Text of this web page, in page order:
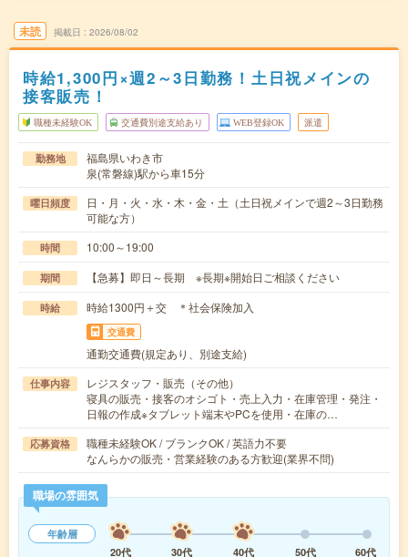
未読 掲載日 2026/08/02
時給1,300円×週2～3日勤務！土日祝メインの
接客販売！
職種未経験OK 交通費別途支給あり WEB登録OK 派遣
勤務地
福島県いわき市
泉(常磐線)駅から車15分
曜日頻度
日・月・火・水・木・金・土（土日祝メインで週2～3日勤務
可能な方）
時間 10:00～19:00
期間 【急募】即日～長期 ※長期※開始日ご相談ください
時給 時給1300円＋交 ＊社会保険加入
交通費
通勤交通費(規定あり、別途支給)
仕事内容
レジスタッフ・販売（その他）
寝具の販売・接客のオシゴト・売上入力・在庫管理・発注・
日報の作成※タブレット端末やPCを使用・在庫の…
応募資格
職種未経験OK / ブランクOK / 英語力不要
なんらかの販売・営業経験のある方歓迎(業界不問)
職場の雰囲気
年齢層
20代
30代 40代 50代 60代